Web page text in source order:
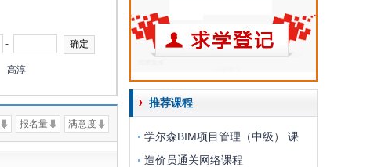
-
高淳
满意度
报名量
推荐课程
学尔森BIM项目管理（中级） 课
造价员通关网络课程